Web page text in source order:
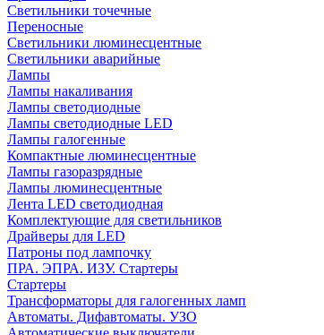
Cветильники точечные
Переносные
Светильники люминесцентные
Светильники аварийные
Лампы
Лампы накаливания
Лампы светодиодные
Лампы светодиодные LED
Лампы галогенные
Компактные люминесцентные
Лампы газоразрядные
Лампы люминесцентные
Лента LED светодиодная
Комплектующие для светильников
Драйверы для LED
Патроны под лампочку
ПРА. ЭПРА. ИЗУ. Стартеры
Стартеры
Трансформаторы для галогенных ламп
Автоматы. Дифавтоматы. УЗО